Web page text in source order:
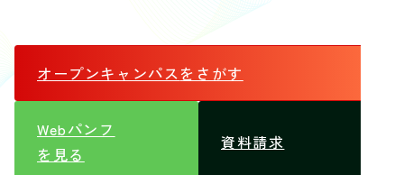
オープンキャンパスをさがす
Webパンフ
を見る
資料請求